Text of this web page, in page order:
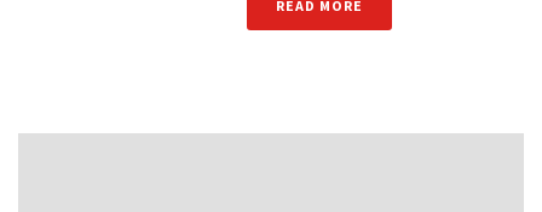
READ MORE